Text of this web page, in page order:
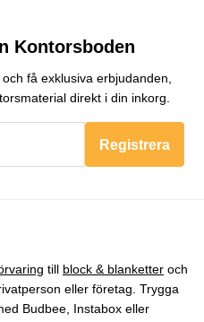
Kontorsboden
få exklusiva erbjudanden,
direkt i din inkorg.
Registrera
till block & blanketter och
eller företag. Trygga
Budbee, Instabox eller